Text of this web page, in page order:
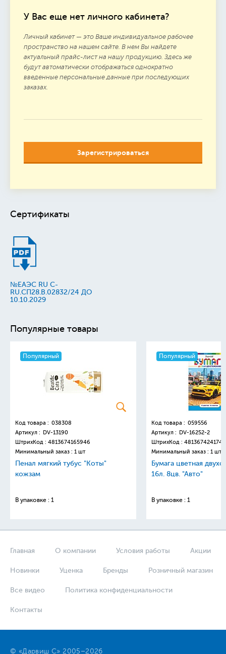
У Вас еще нет личного кабинета?
Личный кабинет — это Ваше индивидуальное рабочее
пространство на нашем сайте. В нем Вы найдете
актуальный прайс-лист на нашу продукцию. Здесь же
будут автоматически отображаться однократно
введенные персональные данные при последующих
заказах.
Зарегистрироваться
Сертификаты
№ЕАЭС RU C-
RU.СП28.В.02832/24 ДО
10.10.2029
Популярные товары
Популярный
Код товара : 038308
Артикул : DV-13190
ШтрихКод : 4813674165946
Минимальный заказ : 1 шт
Пенал мягкий тубус "Коты"
кожзам
В упаковке : 1
Популярный
Код товара : 059556
Артикул : DV-16252-2
ШтрихКод : 4813674241749
Минимальный заказ : 1 шт
Бумага цветная
16л. 8цв. "Авто"
В упаковке : 1
Главная О компании Условия работы Акции
Новинки Уценка Бренды Розничный магазин
Все видео Политика конфиденциальности
Контакты
© «Дарвиш С» 2005–2026